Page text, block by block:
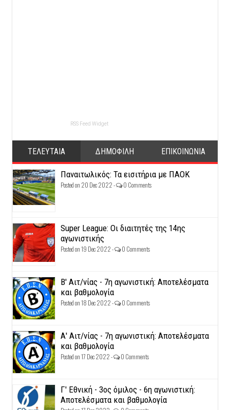
RSS Feed Widget
ΤΕΛΕΥΤΑΙΑ ΔΗΜΟΦΙΛΗ ΕΠΙΚΟΙΝΩΝΙΑ
Παναιτωλικός: Τα εισιτήρια με ΠΑΟΚ
Posted on 20 Dec 2022 - 0 Comments
Super League: Οι διαιτητές της 14ης
αγωνιστικής
Posted on 19 Dec 2022 - 0 Comments
Β' Αιτ/νίας - 7η αγωνιστική: Αποτελέσματα
και βαθμολογία
Posted on 18 Dec 2022 - 0 Comments
Α' Αιτ/νίας - 7η αγωνιστική: Αποτελέσματα
και βαθμολογία
Posted on 17 Dec 2022 - 0 Comments
Γ' Εθνική - 3ος όμιλος - 6η αγωνιστική:
Αποτελέσματα και βαθμολογία